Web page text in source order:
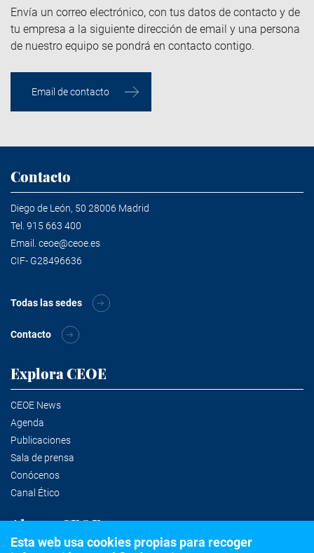
Envía un correo electrónico, con tus datos de contacto y de
tu empresa a la siguiente dirección de email y una persona
de nuestro equipo se pondrá en contacto contigo.
Email de contacto
Contacto
Diego de León, 50 28006 Madrid
Tel. 915 663 400
Email. ceoe@ceoe.es
CIF- G28496636
Todas las sedes
Contacto
Explora CEOE
CEOE News
Agenda
Publicaciones
Sala de prensa
Conócenos
Canal Ético
Alertas CEOE
Esta web usa cookies propias para recoger